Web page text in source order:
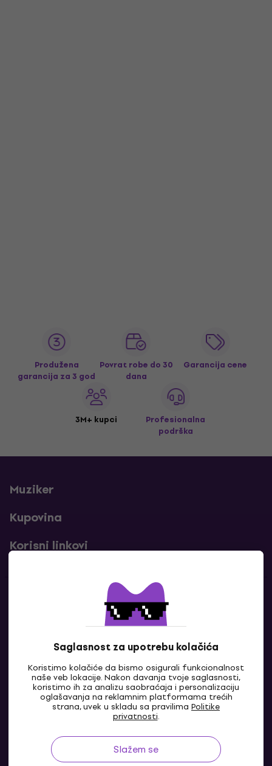
Saglasnost za upotrebu kolačića
Koristimo kolačiće da bismo osigurali funkcionalnost
naše veb lokacije. Nakon davanja tvoje saglasnosti,
koristimo ih za analizu saobraćaja i personalizaciju
oglašavanja na reklamnim platformama trećih
strana, uvek u skladu sa pravilima Politike
privatnosti.
Slažem se
Produžena
garancija za 3 god
Povrat robe do 30
dana
Garancija cene
3M+ kupci
Profesionalna
podrška
Muziker
Kupovina
Korisni linkovi
Kontakti
Kontaktiraj nas
BA